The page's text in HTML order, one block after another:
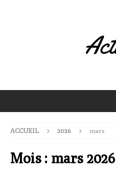
ACCUEIL 2026 mars
Mois : mars 2026